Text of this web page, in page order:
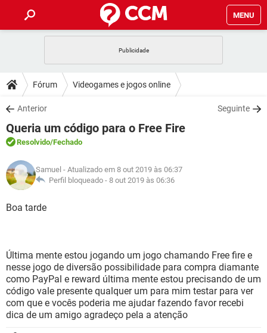
MENU
CELULAR FACEBOOK
OUTLOOK
INSTAGRAM GMAIL
GUIA DE COMPRAS
DICAS
JOGOS WHATSAPP
OUTLOOK
INSTAGRAM
GUIA DE COMPRAS
DOWNLOADS
JOGOS WHATSAPP
CELULAR
OUTLOOK EXCEL
INSTAGRAM
GUIA DE COMPRAS
FÓRUM
JOGOS
CELULAR FACEBOOK
GLOSSÁRIO
JOGOS
CELULAR
INSTAGRAM GMAIL
GUIA DE COMPRAS
Fórum Videogames e jogos online
Anterior Seguinte
Queria um código para o Free Fire
Resolvido/Fechado
Samuel - Atualizado em 8 out 2019 às 06:37
Perfil bloqueado - 8 out 2019 às 06:36
Boa tarde
Última mente estou jogando um jogo chamando Free fire e
nesse jogo de diversão possibilidade para compra diamante
como PayPal e reward última mente estou precisando de um
código vale presente qualquer um para mim testar para ver
com que e vocês poderia me ajudar fazendo favor recebi
dica de um amigo agradeço pela a atenção